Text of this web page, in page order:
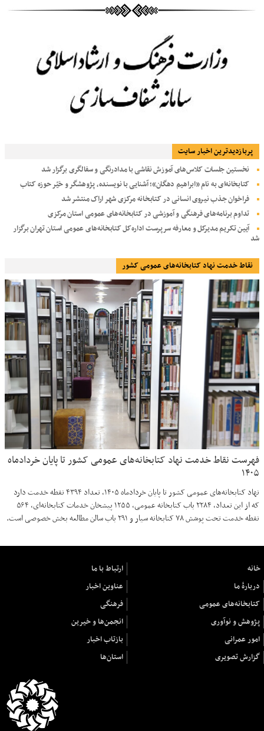
پربازديدترين اخبار سایت
نخستین جلسات کلاس‌های آموزش نقاشی با مدادرنگی و سفالگری برگزار شد
کتابخانه‌ای به نام «ابراهیم دهگان»؛ آشنایی با نویسنده، پژوهشگر و خیّر حوزه کتاب
فراخوان جذب نیروی انسانی در کتابخانه مرکزی شهر اراک منتشر شد
تداوم برنامه‌های فرهنگی و آموزشی در کتابخانه‌های عمومی استان مرکزی
آیین تکریم مدیرکل و معارفه سرپرست اداره‌کل کتابخانه‌های عمومی استان تهران برگزار
شد
نقاط خدمت نهاد کتابخانه‌های عمومی کشور
فهرست نقاط خدمت نهاد کتابخانه‌های عمومی کشور تا پایان خردادماه
۱۴۰۵
نهاد کتابخانه‌های عمومی کشور تا پایان خردادماه ۱۴۰۵، تعداد ۴۳۹۴ نقطه خدمت دارد
که از این تعداد، ۲۲۸۴ باب کتابخانه عمومی، ۱۲۵۵ پیشخان خدمات کتابخانه‌ای، ۵۶۴
نقطه خدمت تحت پوشش ۷۸ کتابخانه سیار و ۲۹۱ باب سالن مطالعه بخش خصوصی است.
خانه
ارتباط با ما
دربارهٔ ما
عناوین اخبار
کتابخانه‌های عمومی
فرهنگی
پژوهش و نوآوری
انجمن‌ها و خیرین
امور عمرانی
بازتاب اخبار
گزارش تصویری
استان‌ها